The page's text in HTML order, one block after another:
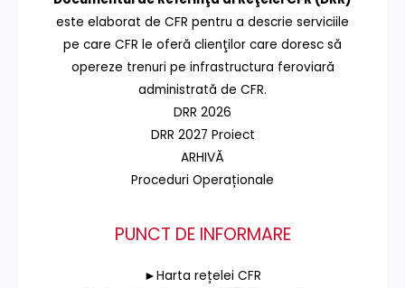
este elaborat de CFR pentru a descrie serviciile
pe care CFR le oferă clienţilor care doresc să
opereze trenuri pe infrastructura feroviară
administrată de CFR.
DRR 2026
DRR 2027 Proiect
ARHIVĂ
Proceduri Operaționale
PUNCT DE INFORMARE
►Harta rețelei CFR